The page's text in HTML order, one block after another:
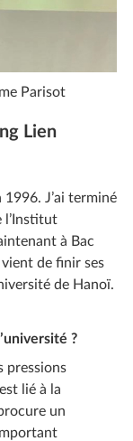
Parisot
Lien
1996. J’ai terminé
l’Institut
à Bac
de finir ses
de Hanoï.
?
pressions
lié à la
un